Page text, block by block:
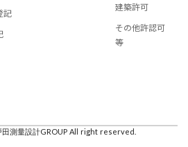
記
建築許可
その他許認可
等
測量設計GROUP All right reserved.